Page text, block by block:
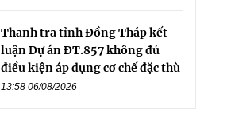
Thanh tra tỉnh Đồng Tháp kết
luận Dự án ĐT.857 không đủ
điều kiện áp dụng cơ chế đặc thù
13:58 06/08/2026